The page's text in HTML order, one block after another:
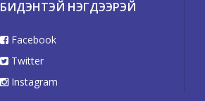
БИДЭНТЭЙ НЭГДЭЭРЭЙ
Facebook
Twitter
Instagram